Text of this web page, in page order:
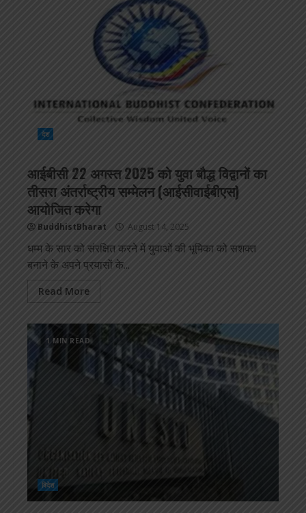
देश
आईबीसी 22 अगस्त 2025 को युवा बौद्ध विद्वानों का
तीसरा अंतर्राष्ट्रीय सम्मेलन (आईसीवाईबीएस)
आयोजित करेगा
BuddhistBharat August 14, 2025
धम्म के सार को संरक्षित करने में युवाओं की भूमिका को सशक्त
बनाने के अपने प्रयासों के...
Read More
1 MIN READ
विदेश